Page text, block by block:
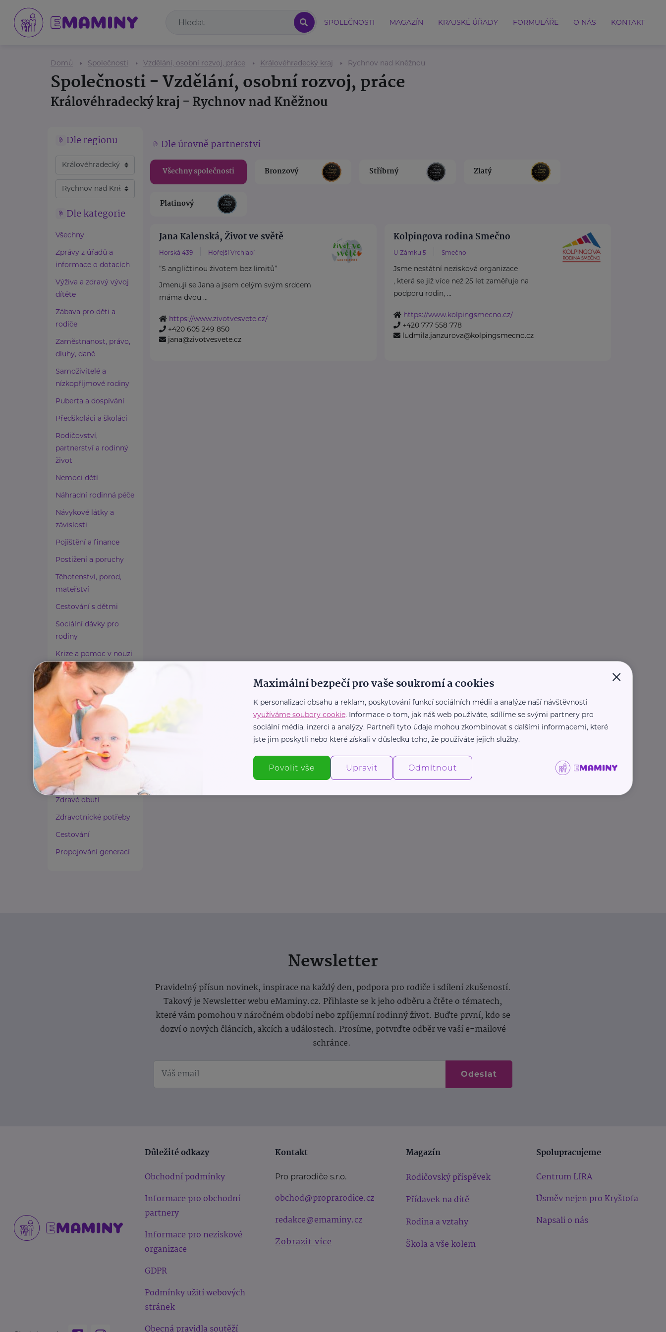
SPOLEČNOSTI MAGAZÍN KRAJSKÉ ÚŘADY FORMULÁŘE O NÁS KONTAKT
Domů Společnosti Vzdělání, osobní rozvoj, práce Královéhradecký kraj Rychnov nad Kněžnou
Společnosti - Vzdělání, osobní rozvoj, práce
Královéhradecký kraj - Rychnov nad Kněžnou
Dle regionu
Dle kategorie
Všechny
Zprávy z úřadů a
informace o dotacích
Výživa a zdravý vývoj
dítěte
Zábava pro děti a
rodiče
Zaměstnanost, právo,
dluhy, daně
Samoživitelé a
nízkopříjmové rodiny
Puberta a dospívání
Předškoláci a školáci
Rodičovství,
partnerství a rodinný
život
Nemoci dětí
Náhradní rodinná péče
Návykové látky a
závislosti
Pojištění a finance
Postižení a poruchy
Těhotenství, porod,
mateřství
Cestování s dětmi
Sociální dávky pro
rodiny
Krize a pomoc v nouzi
Paliativní péče
Rady a tipy
Harmonie duše a těla
Zaměstnávání osob ze
zdravotním
postižením
Lázeňství a wellness
Zdravé spaní a sezení
Zdravé obutí
Zdravotnické potřeby
Cestování
Propojování generací
Dle úrovně partnerství
Všechny společnosti Bronzový Stříbrný Zlatý
Platinový
Jana Kalenská, Život ve světě
Horská 439 Hořejší Vrchlabí
“S angličtinou životem bez limitů”
Jmenuji se Jana a jsem celým svým srdcem
máma dvou ...
https://www.zivotvesvete.cz/
+420 605 249 850
jana@zivotvesvete.cz
Kolpingova rodina Smečno
U Zámku 5 Smečno
Jsme nestátní nezisková organizace
, která se již více než 25 let zaměřuje na
podporu rodin, ...
https://www.kolpingsmecno.cz/
+420 777 558 778
ludmila.janzurova@kolpingsmecno.cz
Newsletter
Pravidelný přísun novinek, inspirace na každý den, podpora pro rodiče i sdílení zkušeností.
Takový je Newsletter webu eMaminy.cz. Přihlaste se k jeho odběru a čtěte o tématech,
které vám pomohou v náročném období nebo zpříjemní rodinný život. Buďte první, kdo se
dozví o nových článcích, akcích a událostech. Prosíme, potvrďte odběr ve vaší e-mailové
schránce.
Odeslat
Důležité odkazy
Obchodní podmínky
Informace pro obchodní
partnery
Informace pro neziskové
organizace
GDPR
Podmínky užití webových
stránek
Obecná pravidla soutěží
Kontakt
Pro prarodiče s.r.o.
obchod@proprarodice.cz
redakce@emaminy.cz
Zobrazit více
Magazín
Rodičovský příspěvek
Přídavek na dítě
Rodina a vztahy
Škola a vše kolem
Spolupracujeme
Centrum LIRA
Úsměv nejen pro Kryštofa
Napsali o nás
×
Maximální bezpečí pro vaše soukromí a cookies
K personalizaci obsahu a reklam, poskytování funkcí sociálních médií a analýze naší návštěvnosti
využíváme soubory cookie. Informace o tom, jak náš web používáte, sdílíme se svými partnery pro
sociální média, inzerci a analýzy. Partneři tyto údaje mohou zkombinovat s dalšími informacemi, které
jste jim poskytli nebo které získali v důsledku toho, že používáte jejich služby.
Povolit vše Upravit Odmítnout